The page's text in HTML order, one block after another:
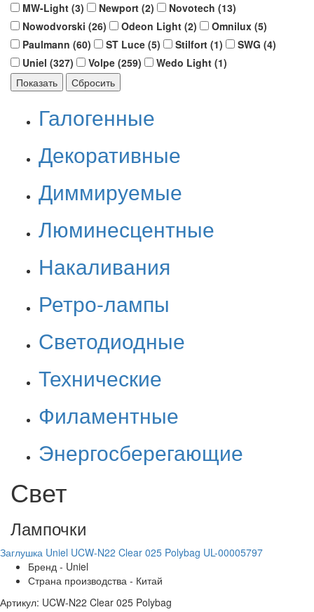
MW-Light (3) Newport (2) Novotech (13)
Nowodvorski (26) Odeon Light (2) Omnilux (5)
Paulmann (60) ST Luce (5) Stilfort (1) SWG (4)
Uniel (327) Volpe (259) Wedo Light (1)
Галогенные
Декоративные
Диммируемые
Люминесцентные
Накаливания
Ретро-лампы
Светодиодные
Технические
Филаментные
Энергосберегающие
Свет
Лампочки
Заглушка Uniel UCW-N22 Clear 025 Polybag UL-00005797
Бренд - Uniel
Страна производства - Китай
Артикул: UCW-N22 Clear 025 Polybag